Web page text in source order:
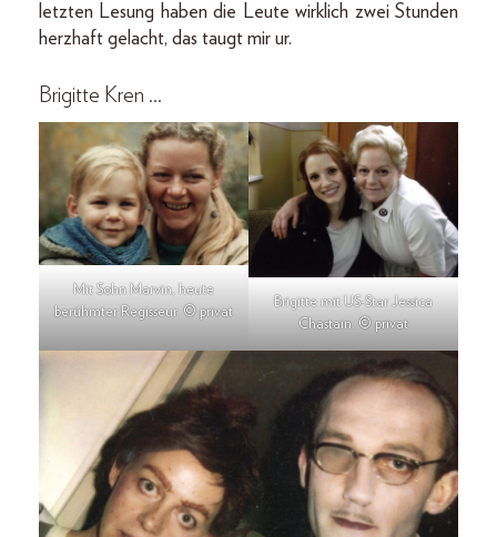
letzten Lesung haben die Leute wirklich zwei Stunden
herzhaft gelacht, das taugt mir ur.
Brigitte Kren …
Mit Sohn Marvin, heute
berühmter Regisseur. © privat
Brigitte mit US-Star Jessica
Chastain. © privat